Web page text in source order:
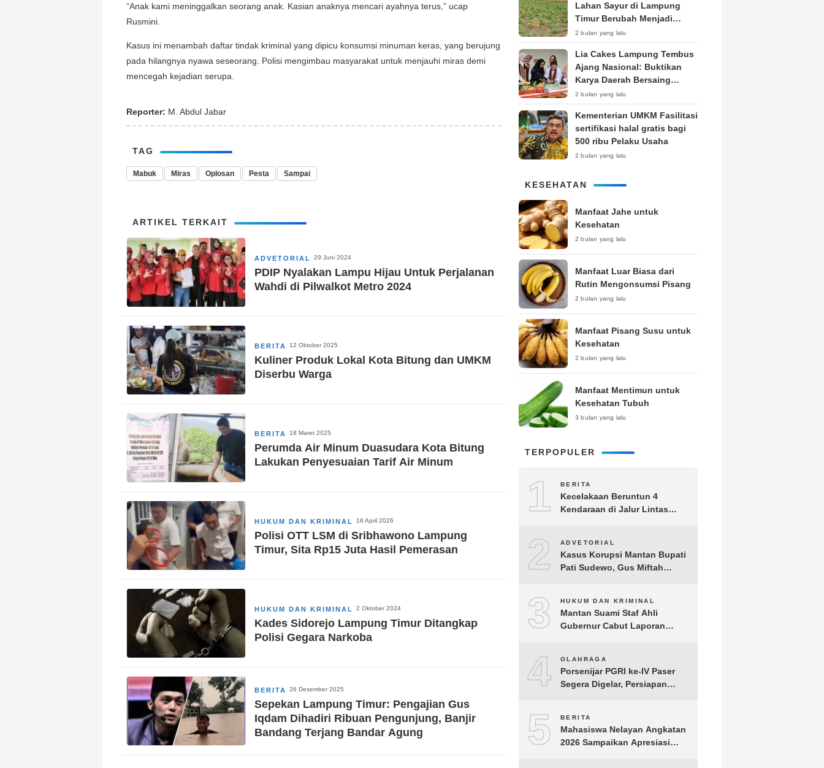
“Anak kami meninggalkan seorang anak. Kasian anaknya mencari ayahnya terus,” ucap
Rusmini.
Kasus ini menambah daftar tindak kriminal yang dipicu konsumsi minuman keras, yang berujung
pada hilangnya nyawa seseorang. Polisi mengimbau masyarakat untuk menjauhi miras demi
mencegah kejadian serupa.
Reporter: M. Abdul Jabar
TAG
Mabuk Miras Oplosan Pesta Sampai
ARTIKEL TERKAIT
ADVETORIAL 29 Juni 2024
PDIP Nyalakan Lampu Hijau Untuk Perjalanan
Wahdi di Pilwalkot Metro 2024
BERITA 12 Oktober 2025
Kuliner Produk Lokal Kota Bitung dan UMKM
Diserbu Warga
BERITA 18 Maret 2025
Perumda Air Minum Duasudara Kota Bitung
Lakukan Penyesuaian Tarif Air Minum
HUKUM DAN KRIMINAL 18 April 2026
Polisi OTT LSM di Sribhawono Lampung
Timur, Sita Rp15 Juta Hasil Pemerasan
HUKUM DAN KRIMINAL 2 Oktober 2024
Kades Sidorejo Lampung Timur Ditangkap
Polisi Gegara Narkoba
BERITA 26 Desember 2025
Sepekan Lampung Timur: Pengajian Gus
Iqdam Dihadiri Ribuan Pengunjung, Banjir
Bandang Terjang Bandar Agung
Lahan Sayur di Lampung
Timur Berubah Menjadi
Kebun Tembakau
2 bulan yang lalu
Lia Cakes Lampung Tembus
Ajang Nasional: Buktikan
Karya Daerah Bersaing
Setara Kota Besar
2 bulan yang lalu
Kementerian UMKM Fasilitasi
sertifikasi halal gratis bagi
500 ribu Pelaku Usaha
2 bulan yang lalu
KESEHATAN
Manfaat Jahe untuk
Kesehatan
2 bulan yang lalu
Manfaat Luar Biasa dari
Rutin Mengonsumsi Pisang
2 bulan yang lalu
Manfaat Pisang Susu untuk
Kesehatan
2 bulan yang lalu
Manfaat Mentimun untuk
Kesehatan Tubuh
3 bulan yang lalu
TERPOPULER
1 BERITA
Kecelakaan Beruntun 4
Kendaraan di Jalur Lintas
2 ADVETORIAL
Kasus Korupsi Mantan Bupati
Pati Sudewo, Gus Miftah
3 HUKUM DAN KRIMINAL
Mantan Suami Staf Ahli
Gubernur Cabut Laporan
4 OLAHRAGA
Porsenijar PGRI ke-IV Paser
Segera Digelar, Persiapan
5 BERITA
Mahasiswa Nelayan Angkatan
2026 Sampaikan Apresiasi